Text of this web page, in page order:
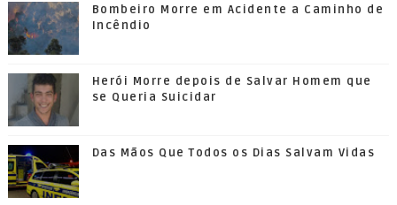
Bombeiro Morre em Acidente a Caminho de
Incêndio
Herói Morre depois de Salvar Homem que
se Queria Suicidar
Das Mãos Que Todos os Dias Salvam Vidas